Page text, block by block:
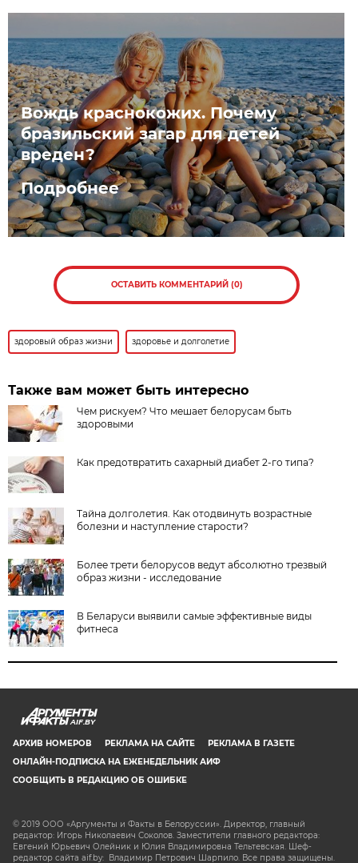
Вождь краснокожих. Почему
бразильский загар для детей
вреден?
Подробнее
ОСТАВИТЬ КОММЕНТАРИЙ (0)
здоровый образ жизни здоровье и долголетие
Также вам может быть интересно
Чем рискуем? Что мешает белорусам быть
здоровыми
Как предотвратить сахарный диабет 2-го типа?
Тайна долголетия. Как отодвинуть возрастные
болезни и наступление старости?
Более трети белорусов ведут абсолютно трезвый
образ жизни - исследование
В Беларуси выявили самые эффективные виды
фитнеса
AIF.BY
АРХИВ НОМЕРОВ РЕКЛАМА НА САЙТЕ
РЕКЛАМА В ГАЗЕТЕ
ОНЛАЙН-ПОДПИСКА НА ЕЖЕНЕДЕЛЬНИК АИФ
СООБЩИТЬ В РЕДАКЦИЮ ОБ ОШИБКЕ
© 2019 ООО «Аргументы и Факты в Белоруссии». Директор, главный
редактор: Игорь Николаевич Соколов. Заместители главного редактора:
Евгений Юрьевич Олейник и Юлия Владимировна Тельтевская. Шеф-
редактор сайта aif.by: Владимир Петрович Шарпило. Все права защищены.